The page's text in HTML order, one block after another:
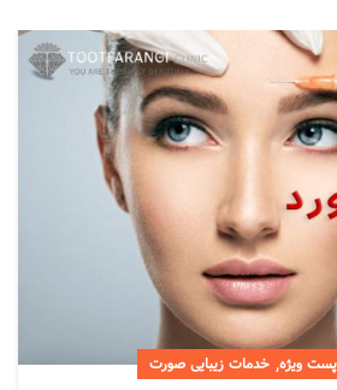
پست ویژه,خدمات زیبایی صورت